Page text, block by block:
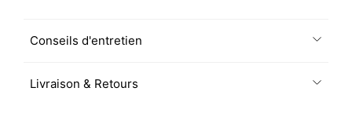
Rose
Conseils d'entretien
Livraison & Retours